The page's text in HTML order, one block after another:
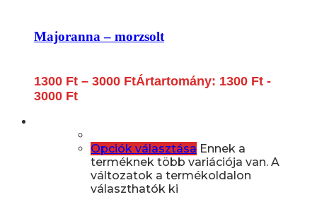
Majoranna – morzsolt
1300 Ft – 3000 FtÁrtartomány: 1300 Ft -
3000 Ft
Opciók választása Ennek a
terméknek több variációja van. A
változatok a termékoldalon
választhatók ki